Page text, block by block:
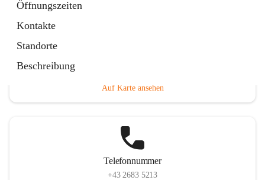
Öffnungszeiten
Kontakte
Standorte
Beschreibung
Auf Karte ansehen
Telefonnummer
+43 2683 5213